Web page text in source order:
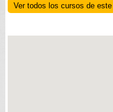
Ver todos los cursos de